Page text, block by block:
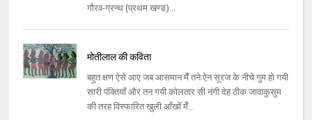
गौरव-ग्रन्थ (प्रथम खण्ड)...
मोतीलाल की कविता
बहुत क्षण ऐसे आए जब आसमान मेँ तने ऐन सूरज के नीचे गुम हो गयी
सारी पंक्तियाँ और तन गयी कोलतार सी नंगी देह ठीक जावाकुसुम
की तरह विस्फारित खुली आँखोँ मेँ...